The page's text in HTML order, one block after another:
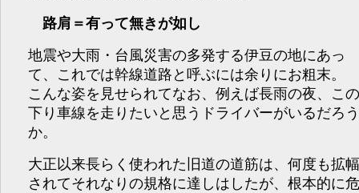
路肩＝有って無きが如し
地震や大雨・台風災害の多発する伊豆の地にあっ
て、これでは幹線道路と呼ぶには余りにお粗末。
こんな姿を見せられてなお、例えば長雨の夜、こ
下り車線を走りたいと思うドライバーがいるだろ
か。
大正以来長らく使われた旧道の道筋は、何度も拡
されてそれなりの規格に達しはしたが、根本的に